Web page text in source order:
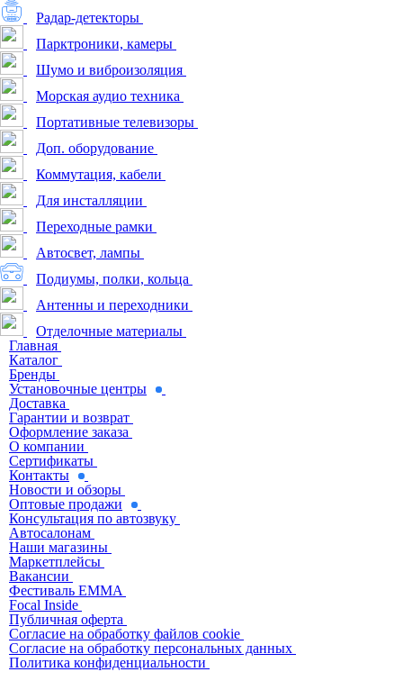
Радар-детекторы
Парктроники, камеры
Шумо и виброизоляция
Морская аудио техника
Портативные телевизоры
Доп. оборудование
Коммутация, кабели
Для инсталляции
Переходные рамки
Автосвет, лампы
Подиумы, полки, кольца
Антенны и переходники
Отделочные материалы
Главная
Каталог
Бренды
Установочные центры
Доставка
Гарантии и возврат
Оформление заказа
О компании
Сертификаты
Контакты
Новости и обзоры
Оптовые продажи
Консультация по автозвуку
Автосалонам
Наши магазины
Маркетплейсы
Вакансии
Фестиваль EMMA
Focal Inside
Публичная оферта
Согласие на обработку файлов cookie
Согласие на обработку персональных данных
Политика конфиденциальности